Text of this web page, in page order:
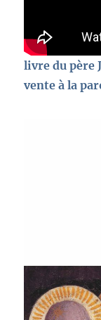
livre du père
vente à la